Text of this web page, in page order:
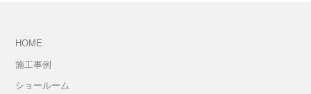
HOME
施工事例
ショールーム